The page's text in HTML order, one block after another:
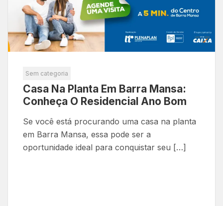
Sem categoria
Casa Na Planta Em Barra Mansa:
Conheça O Residencial Ano Bom
Se você está procurando uma casa na planta
em Barra Mansa, essa pode ser a
oportunidade ideal para conquistar seu […]